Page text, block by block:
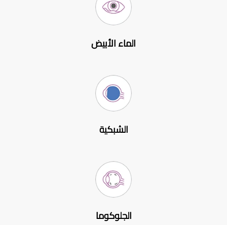
الماء الأبيض
الشبكية
الجلوكوما